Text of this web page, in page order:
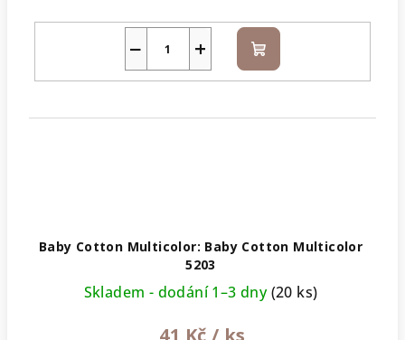
+
− Do
košíku
Baby Cotton Multicolor: Baby Cotton Multicolor
5203
Skladem - dodání 1–3 dny(20 ks)
41 Kč / ks